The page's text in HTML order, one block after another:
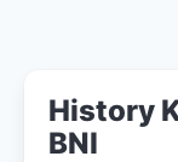
History
BNI